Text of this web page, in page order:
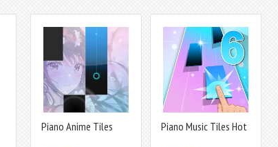
Piano Anime Tiles
Piano Music Tiles Hot